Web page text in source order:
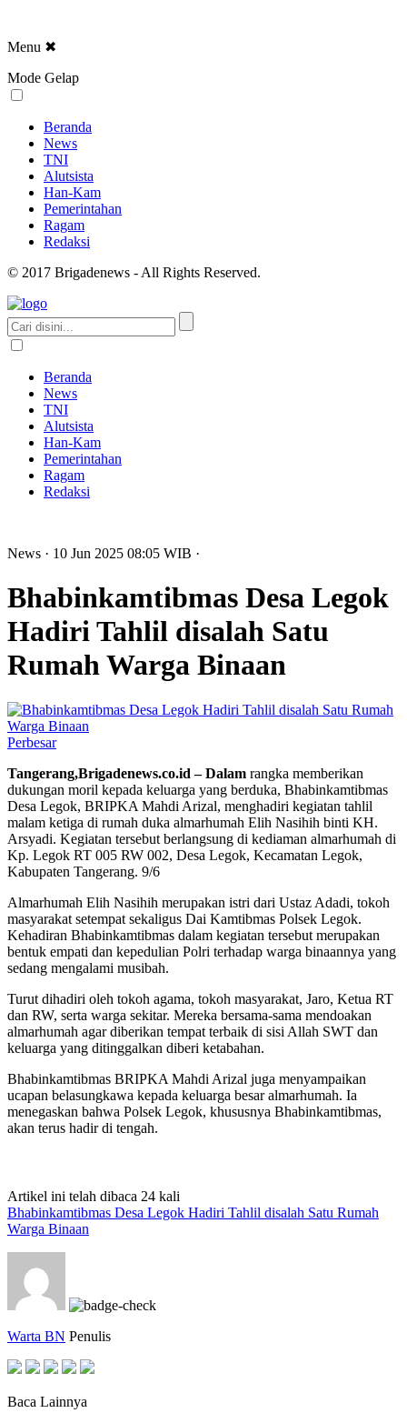
Menu ✖
Mode Gelap
Beranda
News
TNI
Alutsista
Han-Kam
Pemerintahan
Ragam
Redaksi
© 2017 Brigadenews - All Rights Reserved.
Beranda
News
TNI
Alutsista
Han-Kam
Pemerintahan
Ragam
Redaksi
News · 10 Jun 2025 08:05 WIB ·
Bhabinkamtibmas Desa Legok
Hadiri Tahlil disalah Satu
Rumah Warga Binaan
Perbesar
Tangerang,Brigadenews.co.id – Dalam rangka memberikan
dukungan moril kepada keluarga yang berduka, Bhabinkamtibmas
Desa Legok, BRIPKA Mahdi Arizal, menghadiri kegiatan tahlil
malam ketiga di rumah duka almarhumah Elih Nasihih binti KH.
Arsyadi. Kegiatan tersebut berlangsung di kediaman almarhumah di
Kp. Legok RT 005 RW 002, Desa Legok, Kecamatan Legok,
Kabupaten Tangerang. 9/6
Almarhumah Elih Nasihih merupakan istri dari Ustaz Adadi, tokoh
masyarakat setempat sekaligus Dai Kamtibmas Polsek Legok.
Kehadiran Bhabinkamtibmas dalam kegiatan tersebut merupakan
bentuk empati dan kepedulian Polri terhadap warga binaannya yang
sedang mengalami musibah.
Turut dihadiri oleh tokoh agama, tokoh masyarakat, Jaro, Ketua RT
dan RW, serta warga sekitar. Mereka bersama-sama mendoakan
almarhumah agar diberikan tempat terbaik di sisi Allah SWT dan
keluarga yang ditinggalkan diberi ketabahan.
Bhabinkamtibmas BRIPKA Mahdi Arizal juga menyampaikan
ucapan belasungkawa kepada keluarga besar almarhumah. Ia
menegaskan bahwa Polsek Legok, khususnya Bhabinkamtibmas,
akan terus hadir di tengah.
Artikel ini telah dibaca 24 kali
Bhabinkamtibmas Desa Legok Hadiri Tahlil disalah Satu Rumah
Warga Binaan
Warta BN Penulis
Baca Lainnya